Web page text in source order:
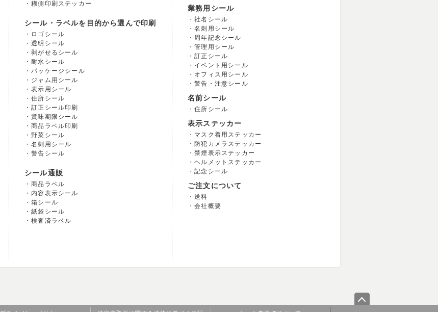
糊側印刷ステッカー
シール・ラベルを目的から選んで印刷
ロゴシール
透明シール
剥がせるシール
耐水シール
パッケージシール
ジャム用シール
表示用シール
住所シール
訂正シール印刷
賞味期限シール
商品ラベル印刷
野菜シール
名刺用シール
警告シール
シール通販
商品ラベル
内容表示シール
箱シール
紙袋シール
検査済ラベル
業務用シール
社名シール
名刺用シール
周年記念シール
管理用シール
訂正シール
イベント用シール
オフィス用シール
警告・注意シール
名前シール
住所シール
表示ステッカー
マスク着用ステッカー
防犯カメラステッカー
禁煙表示ステッカー
ヘルメットステッカー
記念シール
ご注文について
送料
会社概要